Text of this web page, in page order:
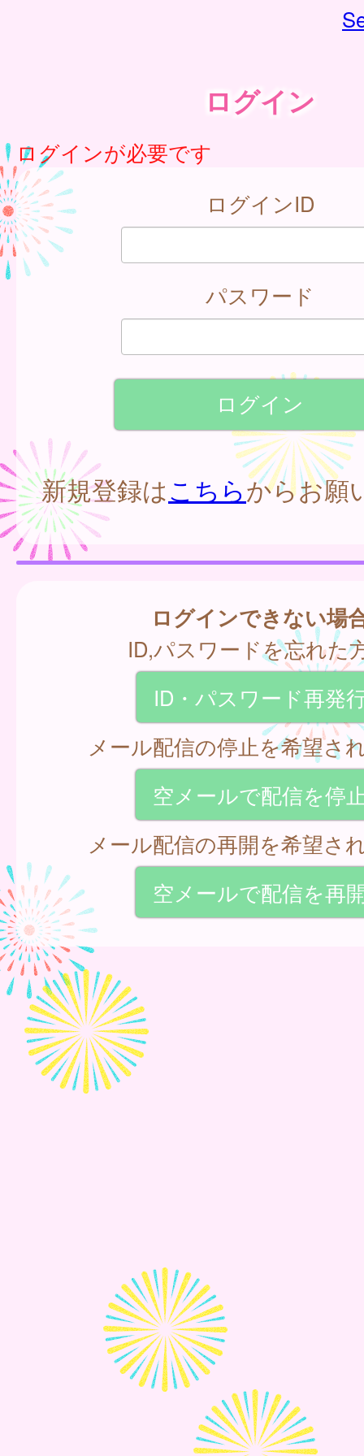
ログイン
ログインが必要です
ログインID
パスワード
新規登録はこちらからお願
ログインできない場
ID,パスワードを忘れた
ID・パスワード再発
メール配信の停止を希望さ
空メールで配信を停
メール配信の再開を希望さ
空メールで配信を再